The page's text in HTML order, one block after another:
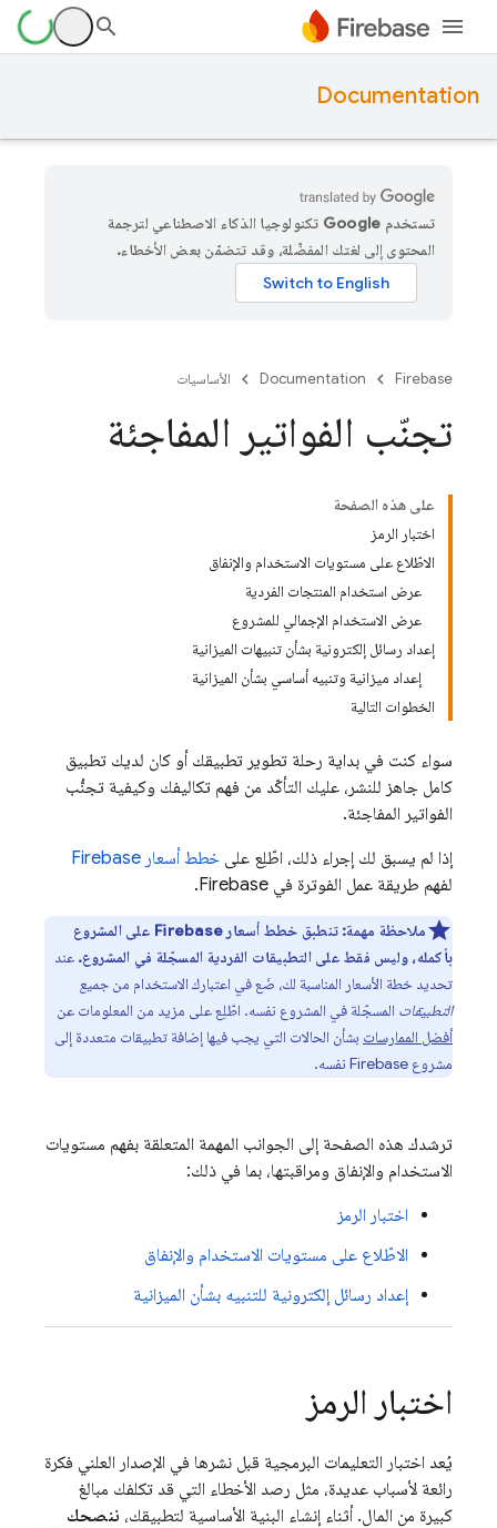
Documentation
تستخدم Google تكنولوجيا الذكاء الاصطناعي لترجمة
المحتوى إلى لغتك المفضّلة، وقد تتضمّن بعض الأخطاء.
Firebase
Documentation الأساسيات
تجنّب الفواتير المفاجئة
على هذه الصفحة
اختبار الرمز
الاطّلاع على مستويات الاستخدام والإنفاق
عرض استخدام المنتجات الفردية
عرض الاستخدام الإجمالي للمشروع
إعداد رسائل إلكترونية بشأن تنبيهات الميزانية
إعداد ميزانية وتنبيه أساسي بشأن الميزانية
الخطوات التالية
سواء كنت في بداية رحلة تطوير تطبيقك أو كان لديك تطبيق
كامل جاهز للنشر، عليك التأكّد من فهم تكاليفك وكيفية تجنُّب
الفواتير المفاجئة.
إذا لم يسبق لك إجراء ذلك، اطّلِع على خطط أسعار Firebase
لفهم طريقة عمل الفوترة في Firebase.
ملاحظة مهمة:
تنطبق خطط أسعار Firebase على المشروع
بأكمله، وليس فقط على التطبيقات الفردية المسجّلة في المشروع. عند
تحديد خطة الأسعار المناسبة لك، ضَع في اعتبارك الاستخدام من جميع
التطبيقات المسجّلة في المشروع نفسه. اطّلِع على مزيد من المعلومات عن
أفضل الممارسات بشأن الحالات التي يجب فيها إضافة تطبيقات متعددة إلى
مشروع Firebase نفسه.
ترشدك هذه الصفحة إلى الجوانب المهمة المتعلقة بفهم مستويات
الاستخدام والإنفاق ومراقبتها، بما في ذلك:
اختبار الرمز
الاطّلاع على مستويات الاستخدام والإنفاق
إعداد رسائل إلكترونية للتنبيه بشأن الميزانية
اختبار الرمز
يُعد اختبار التعليمات البرمجية قبل نشرها في الإصدار العلني فكرة
رائعة لأسباب عديدة، مثل رصد الأخطاء التي قد تكلفك مبالغ
كبيرة من المال. أثناء إنشاء البنية الأساسية لتطبيقك، ننصحك